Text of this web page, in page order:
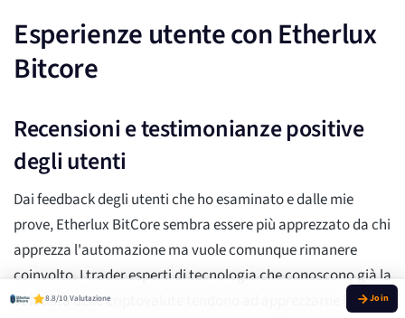
Esperienze utente con Etherlux
Bitcore
Recensioni e testimonianze positive
degli utenti
Dai feedback degli utenti che ho esaminato e dalle mie
prove, Etherlux BitCore sembra essere più apprezzato da chi
apprezza l'automazione ma vuole comunque rimanere
coinvolto. I trader esperti di tecnologia che conoscono già la
volatilità delle criptovalute tendono ad apprezzarne le
8.8/10 Valutazione